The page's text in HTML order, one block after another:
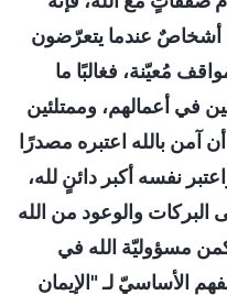
أشخاصٌ عندما يتعرّضون
مُعيّنة، فغالبًا ما
في أعمالهم، وممتلئين
آمن بالله اعتبره مصدرًا
نفسه أكبر دائنٍ لله،
والوعود من الله
مسؤوليّة الله في
الأساسيّ لـ "الإيمان